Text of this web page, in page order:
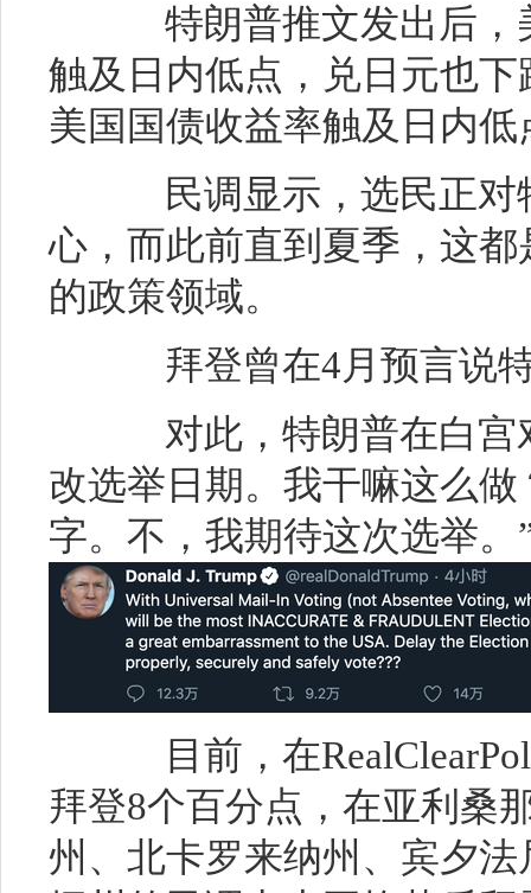
特朗普推文发出后，
触及日内低点，兑日元也
美国国债收益率触及日内低
民调显示，选民正对
心，而此前直到夏季，这
的政策领域。
拜登曾在4月预言说特
对此，特朗普在白宫
改选举日期。我干嘛这么
字。不，我期待这次选举。
目前，在
拜登8个百分点，在亚利桑
州、北卡罗来纳州、宾夕